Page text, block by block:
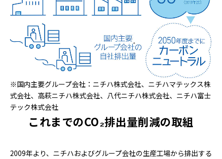
※国内主要グループ会社：ニチハ株式会社、ニチハマテックス株
式会社、高萩ニチハ株式会社、八代ニチハ株式会社、ニチハ富士
テック株式会社
これまでのCO₂排出量削減の取組
2009年より、ニチハおよびグループ会社の生産工場から排出する